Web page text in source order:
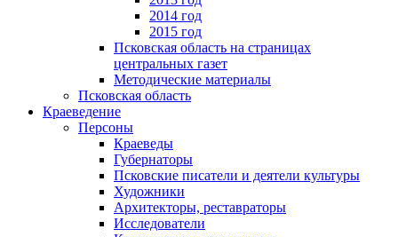
2014 год
2015 год
Псковская область на страницах
центральных газет
Методические материалы
Псковская область
Краеведение
Персоны
Краеведы
Губернаторы
Псковские писатели и деятели культуры
Художники
Архитекторы, реставраторы
Исследователи